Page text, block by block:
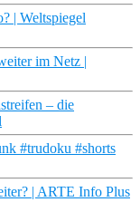
| Weltspiegel
im Netz |
– die
#trudoku #shorts
| ARTE Info Plus